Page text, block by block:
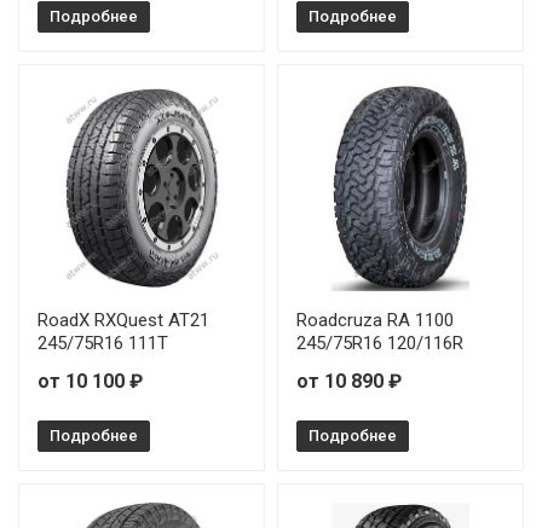
BFGoodrich All Terrain TA KO2 33/12,5R15 108R
Подробнее Подробнее
RoadX RXQuest AT21
245/75R16 111T
от 10 100 ₽
Подробнее
Roadcruza RA 1100
245/75R16 120/116R
от 10 890 ₽
Подробнее